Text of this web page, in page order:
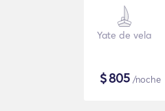
Yate de vela
$805 /noche